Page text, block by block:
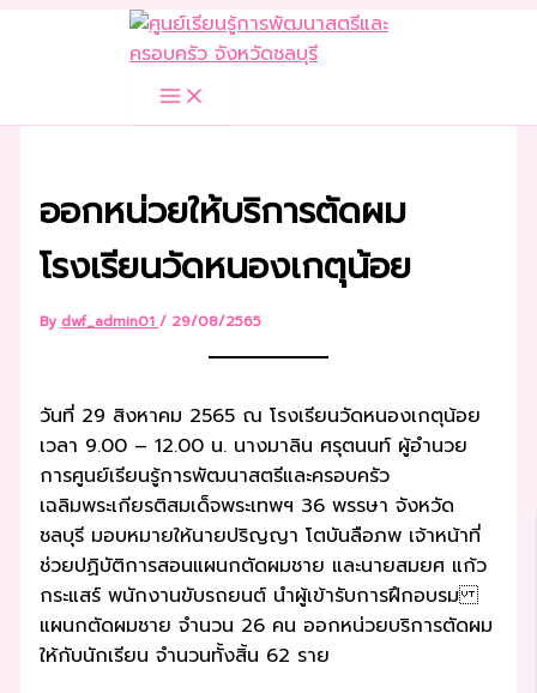
ออกหน่วยให้บริการตัดผม
โรงเรียนวัดหนองเกตุน้อย
By dwf_admin01 / 29/08/2565
วันที่ 29 สิงหาคม 2565 ณ โรงเรียนวัดหนองเกตุน้อย
เวลา 9.00 – 12.00 น. นางมาลิน ศรุตนนท์ ผู้อำนวย
การศูนย์เรียนรู้การพัฒนาสตรีและครอบครัว
เฉลิมพระเกียรติสมเด็จพระเทพฯ 36 พรรษา จังหวัด
ชลบุรี มอบหมายให้นายปริญญา โตบันลือภพ เจ้าหน้าที่
ช่วยปฏิบัติการสอนแผนกตัดผมชาย และนายสมยศ แก้ว
กระแสร์ พนักงานขับรถยนต์ นำผู้เข้ารับการฝึกอบรม
แผนกตัดผมชาย จำนวน 26 คน ออกหน่วยบริการตัดผม
ให้กับนักเรียน จำนวนทั้งสิ้น 62 ราย